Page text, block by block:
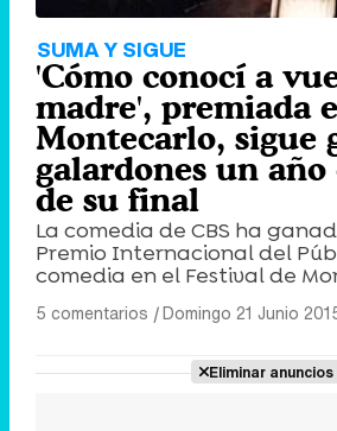
SUMA Y SIGUE
'Cómo conocí a
madre', premiada
Montecarlo, sigue
galardones un año
de su final
La comedia de CBS ha
Premio Internacional del
comedia en el Festival de
5 comentarios |Domingo 21 Junio
Eliminar anuncios